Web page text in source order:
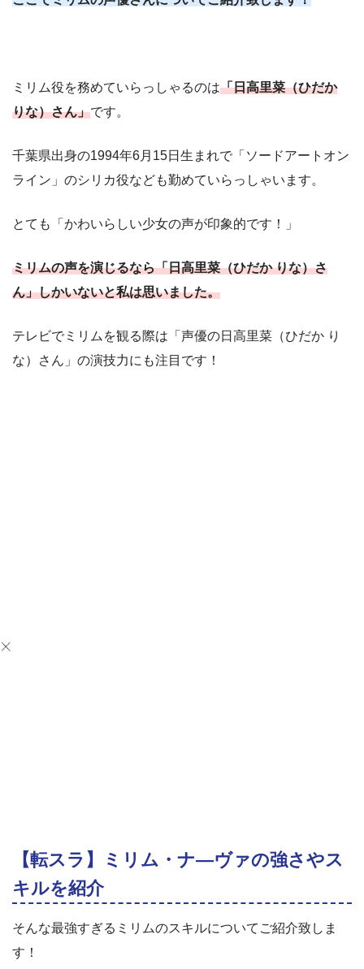
ミリム役を務めていらっしゃるのは「日高里菜（ひだか
りな）さん」です。
千葉県出身の1994年6月15日生まれで「ソードアートオン
ライン」のシリカ役なども勤めていらっしゃいます。
とても「かわいらしい少女の声が印象的です！」
ミリムの声を演じるなら「日高里菜（ひだか りな）さ
ん」しかいないと私は思いました。
テレビでミリムを観る際は「声優の日高里菜（ひだか り
な）さん」の演技力にも注目です！
【転スラ】ミリム・ナ―ヴァの強さやス
キルを紹介
そんな最強すぎるミリムのスキルについてご紹介致しま
す！